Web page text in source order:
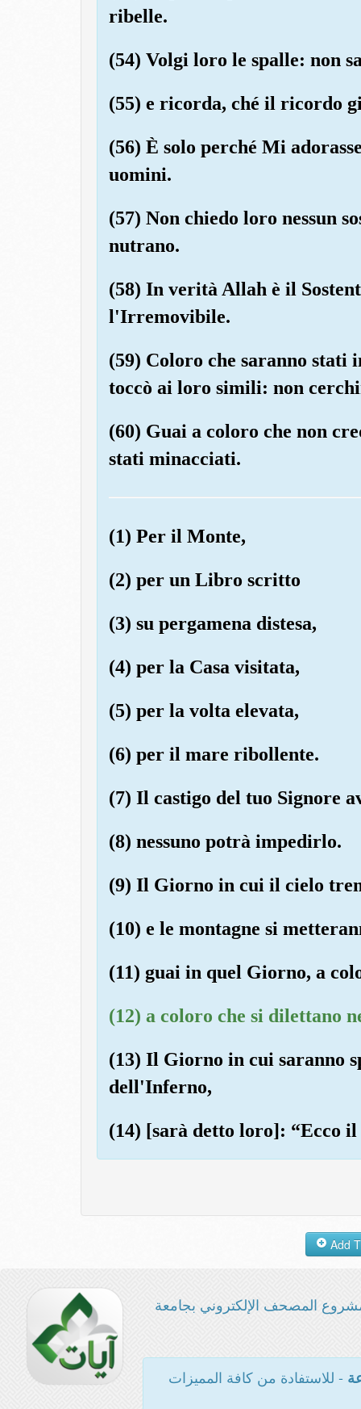
ribelle.
(54) Volgi loro le spalle: non
(55) e ricorda, ché il ricordo
(56) È solo perché Mi
uomini.
(57) Non chiedo loro nessun
nutrano.
(58) In verità Allah è il
l'Irremovibile.
(59) Coloro che saranno stati
toccò ai loro simili: non
(60) Guai a coloro che non
stati minacciati.
(1) Per il Monte,
(2) per un Libro scritto
(3) su pergamena distesa,
(4) per la Casa visitata,
(5) per la volta elevata,
(6) per il mare ribollente.
(7) Il castigo del tuo Signore
(8) nessuno potrà impedirlo.
(9) Il Giorno in cui il cielo
(10) e le montagne si
(11) guai in quel Giorno, a
(12) a coloro che si dilettano
(13) Il Giorno in cui saranno
dell'Inferno,
(14) [sarà detto loro]: “Ecco
المصحف الإلكتروني بجامعة
- للاستفادة من كافة المميزات